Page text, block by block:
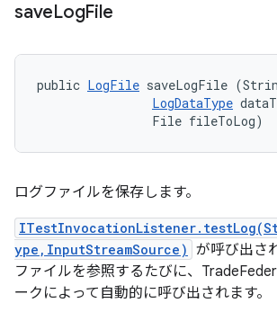
saveLogFile
public LogFile saveLogFile
LogDataType
                File fileToLog)
ログファイルを保存します。
ype,InputStreamSource) が呼び出さ
ファイルを参照するたびに、
ークによって自動的に呼び出されます。